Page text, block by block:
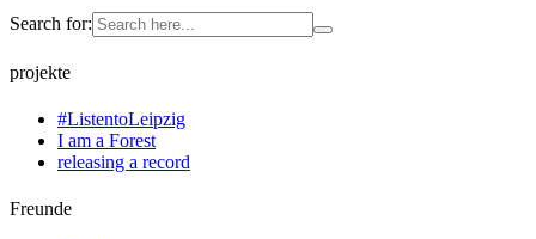
Search for:
projekte
#ListentoLeipzig
I am a Forest
releasing a record
Freunde